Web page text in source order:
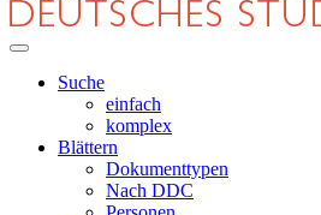
Suche
einfach
komplex
Blättern
Dokumenttypen
Nach DDC